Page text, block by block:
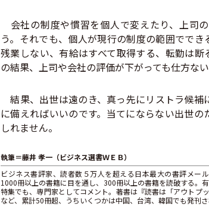
会社の制度や慣習を個人で変えたり、上司
う。それでも、個人が現行の制度の範囲ででき
残業しない、有給はすべて取得する、転勤は
の結果、上司や会社の評価が下がっても仕方な
結果、出世は遠のき、真っ先にリストラ候
に備えればいいのです。当てにならない出世
しれません。
執筆＝藤井 孝一（ビジネス選書ＷＥＢ）
ビジネス書評家、読者数５万人を超える日本最大の書評メー
1000冊以上の書籍に目を通し、300冊以上の書籍を読破する。
特集でも、専門家としてコメント。著書は『読書は「アウトプ
など、累計50冊超、うちいくつかは中国、台湾、韓国でも発刊さ